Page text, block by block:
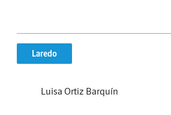
Laredo
Luisa Ortiz Barquín